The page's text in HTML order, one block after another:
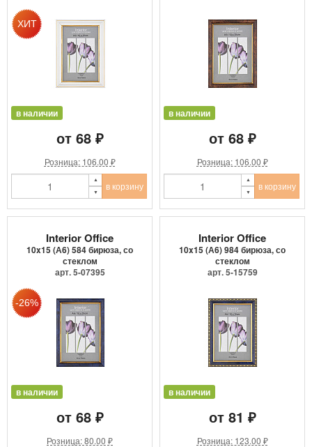
в наличии
от 68 ₽
Розница: 106.00 ₽
в корзину
в наличии
от 68 ₽
Розница: 106.00 ₽
в корзину
Interior Office
10x15 (А6) 584 бирюза, со
стеклом
арт. 5-07395
в наличии
от 68 ₽
Розница: 80.00 ₽
Interior Office
10x15 (А6) 984 бирюза, со
стеклом
арт. 5-15759
в наличии
от 81 ₽
Розница: 123.00 ₽